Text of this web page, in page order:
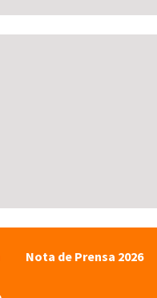
Nota de Prensa 2026